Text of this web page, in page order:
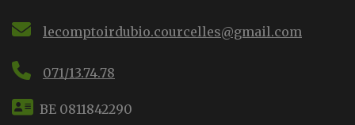
lecomptoirdubio.courcelles@gmail.com
071/13.74.78
BE 0811842290